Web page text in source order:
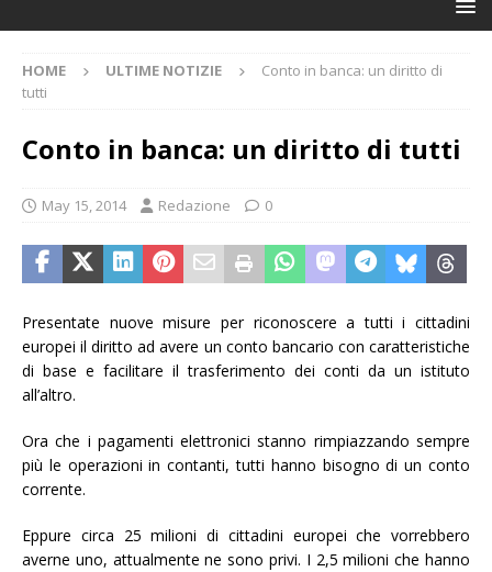
HOME ULTIME NOTIZIE
Conto in banca: un diritto di
tutti
Conto in banca: un diritto di tutti
May 15, 2014 Redazione 0
Presentate nuove misure per riconoscere a tutti i cittadini
europei il diritto ad avere un conto bancario con caratteristiche
di base e facilitare il trasferimento dei conti da un istituto
all’altro.
Ora che i pagamenti elettronici stanno rimpiazzando sempre
più le operazioni in contanti, tutti hanno bisogno di un conto
corrente.
Eppure circa 25 milioni di cittadini europei che vorrebbero
averne uno, attualmente ne sono privi. I 2,5 milioni che hanno